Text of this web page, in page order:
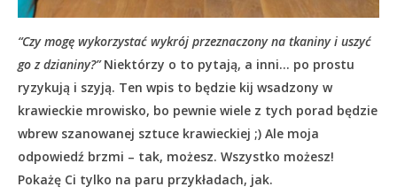
“Czy mogę wykorzystać wykrój przeznaczony na tkaniny i uszyć
go z dzianiny?”Niektórzy o to pytają, a inni… po prostu
ryzykują i szyją. Ten wpis to będzie kij wsadzony w
krawieckie mrowisko, bo pewnie wiele z tych porad będzie
wbrew szanowanej sztuce krawieckiej ;) Ale moja
odpowiedź brzmi – tak, możesz. Wszystko możesz!
Pokażę Ci tylko na paru przykładach, jak.